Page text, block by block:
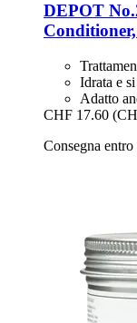
DEPOT
Idrata e
Adatto
CHF 17.60
Consegna